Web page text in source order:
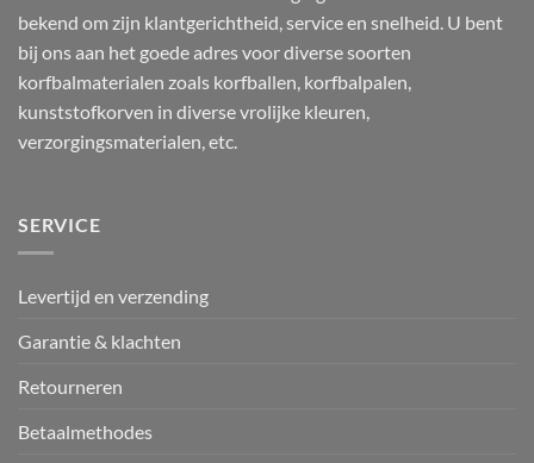
bekend om zijn klantgerichtheid, service en snelheid. U bent
bij ons aan het goede adres voor diverse soorten
korfbalmaterialen zoals korfballen, korfbalpalen,
kunststofkorven in diverse vrolijke kleuren,
verzorgingsmaterialen, etc.
SERVICE
Levertijd en verzending
Garantie & klachten
Retourneren
Betaalmethodes